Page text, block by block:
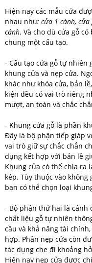
Hiện nay các mẫu cửa
nhau như: cửa 1 cánh, cửa
cánh. Và cho dù cửa gỗ
chung một cấu tạo.
- Cấu tạo cửa gỗ tự nhiên
khung cửa và nẹp cửa.
khác như khóa cửa, bản
kiện đều có vai trò riêng
mượt, an toàn và chắc
- Khung cửa gỗ là phần
Đây là bộ phận tiếp giáp
vai trò giữ sự chắc chắn
dụng kết hợp với bản lề
Khung cửa có thể chia ra
kép. Tùy thuộc vào
bạn có thể chọn loại
- Bộ phận thứ hai là cánh
chất liệu gỗ tự nhiên
cầu và khả năng tài
hợp. Phần nẹp cửa còn
tác dụng che đi khoảng
Hiện nay nẹp cửa được